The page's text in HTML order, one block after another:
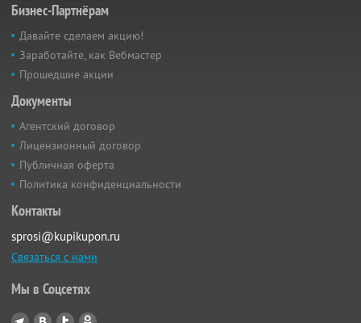
Бизнес-Партнёрам
Давайте сделаем акцию!
Заработайте, как Вебмастер
Прошедшие акции
Документы
Агентский договор
Лицензионный договор
Публичная оферта
Политика конфиденциальности
Контакты
sprosi@kupikupon.ru
Связаться с нами
Мы в Соцсетях